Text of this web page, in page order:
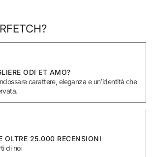
ODI ET AMO?
carattere, eleganza e un’identità che
OLTRE 25.000 RECENSIONI
di noi